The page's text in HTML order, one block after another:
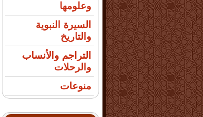
وعلومها
السيرة النبوية
والتاريخ
التراجم والأنساب
والرحلات
منوعات